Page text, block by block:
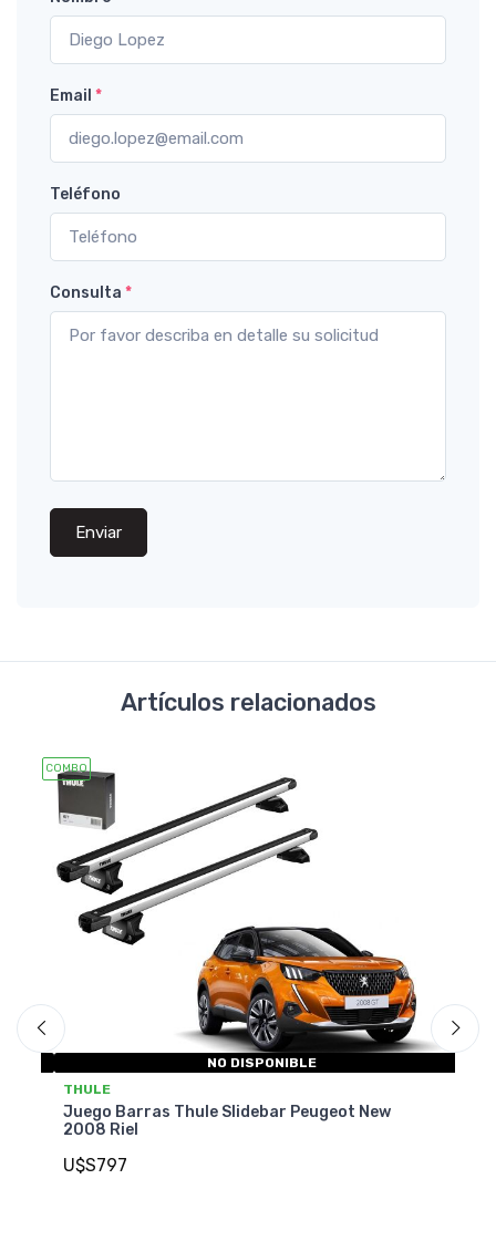
Email *
Teléfono
Consulta *
Enviar
Artículos relacionados
COMBO
NO DISPONIBLE
THULE
Juego Barras Thule Slidebar Peugeot New
2008 Riel
U$S797